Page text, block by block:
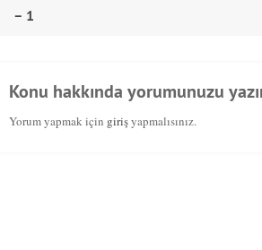
– 1
Konu hakkında yorumunuzu
Yorum yapmak için girişyapmalısınız.